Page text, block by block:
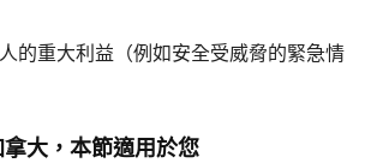
的重大利益（例如安全受威脅的緊急情
大，本節適用於您